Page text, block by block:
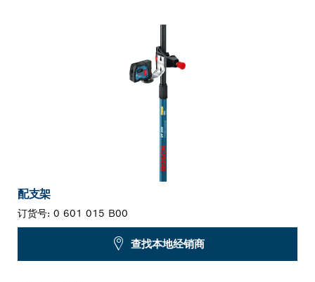
配支架
订货号: 0 601 015 B00
查找本地经销商